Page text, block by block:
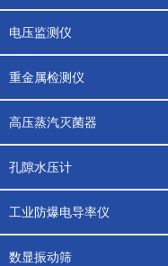
电压监测仪
重金属检测仪
高压蒸汽灭菌器
孔隙水压计
工业防爆电导率仪
数显振动筛